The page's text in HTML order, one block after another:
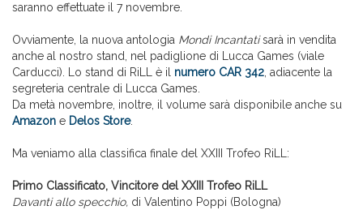
saranno effettuate il 7 novembre.
Ovviamente, la nuova antologia Mondi Incantatisarà in vendita
anche al nostro stand, nel padiglione di Lucca Games (viale
Carducci). Lo stand di RiLL è il numero CAR 342 , adiacente la
segreteria centrale di Lucca Games.
Da metà novembre, inoltre, il volume sarà disponibile anche su
Amazon e Delos Store.
Ma veniamo alla classifica finale del XXIII Trofeo RiLL:
Primo Classificato, Vincitore del XXIII Trofeo RiLL
Davanti allo specchio, di Valentino Poppi (Bologna)